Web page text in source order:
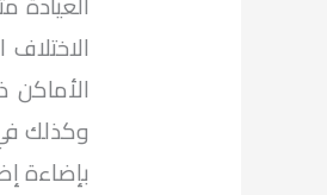
وكذلك
بإضاءة